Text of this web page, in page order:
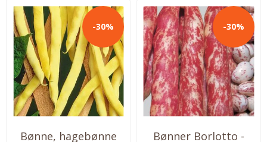
-30%
Bønne, hagebønne
-30%
Bønner Borlotto -